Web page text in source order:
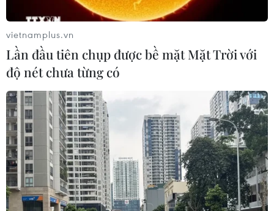
World Cup 2014: Brasilia - điểm đến
không đội nào mong muốn
vietnamplus.vn
Lần đầu tiên chụp được bề mặt Mặt Trời với
độ nét chưa từng có